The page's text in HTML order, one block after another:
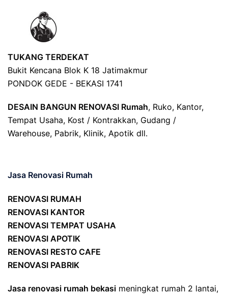
TUKANG TERDEKAT
Bukit Kencana Blok K 18 Jatimakmur
PONDOK GEDE - BEKASI 1741
DESAIN BANGUN RENOVASI Rumah, Ruko, Kantor,
Tempat Usaha, Kost / Kontrakkan, Gudang /
Warehouse, Pabrik, Klinik, Apotik dll.
Jasa Renovasi Rumah
RENOVASI RUMAH
RENOVASI KANTOR
RENOVASI TEMPAT USAHA
RENOVASI APOTIK
RENOVASI RESTO CAFE
RENOVASI PABRIK
Jasa renovasi rumah bekasi meningkat rumah 2 lantai,